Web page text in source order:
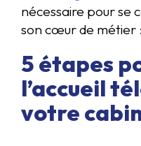
nécessaire pour se
son cœur de métier
5 étapes
l’accueil
votre